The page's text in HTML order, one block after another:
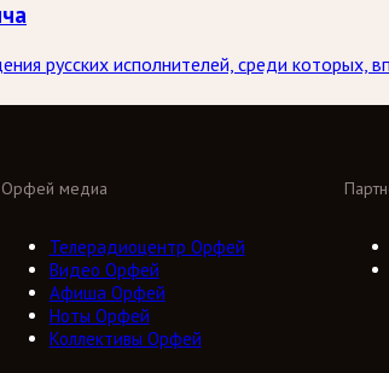
русских исполнителей, среди которых,
Орфей медиа
Телерадиоцентр Орфей
Видео Орфей
Афиша Орфей
Ноты Орфей
Коллективы Орфей